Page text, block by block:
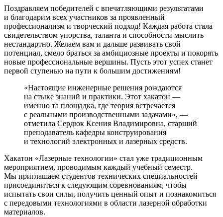
Поздравляем победителей с впечатляющими результатами
и благодарим всех участников за проявленный
профессионализм и творческий подход! Каждая работа стала
свидетельством упорства, таланта и способности мыслить
нестандартно. Желаем вам и дальше развивать свой
потенциал, смело браться за амбициозные проекты и покорять
новые профессиональные вершины. Пусть этот успех станет
первой ступенью на пути к большим достижениям!
«Настоящие инженерные решения рождаются
на стыке знаний и практики. Этот хакатон —
именно та площадка, где теория встречается
с реальными производственными задачами», —
отметила Сердюк Ксения Владимировна, старший
преподаватель кафедры конструирования
и технологий электронных и лазерных средств.
Хакатон «Лазерные технологии» стал уже традиционным
мероприятием, проводимым каждый учебный семестр.
Мы приглашаем студентов технических специальностей
присоединиться к следующим соревнованиям, чтобы
испытать свои силы, получить ценный опыт и познакомиться
с передовыми технологиями в области лазерной обработки
материалов.